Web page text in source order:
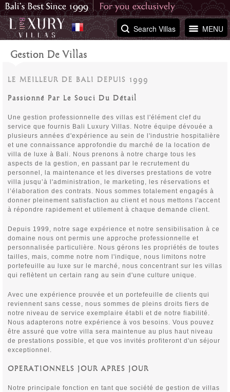
MENU
Search Villas
Gestion De Villas
LE MEILLEUR DE BALI DEPUIS 1999
Passionné Par Le Souci Du Détail
Une gestion professionnelle des villas est l'élément clef du
service que fournis Bali Luxury Villas. Notre équipe dévouée a
plusieurs années d'expérience au sein de l'industrie hospitalière
et une connaissance approfondie du marché de la location de
villa de luxe à Bali. Nous prenons à notre charge tous les
aspects de la gestion, en passant par le recrutement du
personnel, la maintenance et les diverses prestations de votre
villa jusqu’à l'administration, le marketing, les réservations et
l’élaboration des contrats. Nous sommes totalement engagés à
donner pleinement satisfaction au client et nous mettons l'accent
à répondre rapidement et utilement à chaque demande client.
Depuis 1999, notre sage expérience et notre sensibilisation à ce
domaine nous ont permis une approche professionnelle et
personnalisée particulière. Nous gérons les propriétés de toutes
tailles, mais, comme notre nom l'indique, nous limitons notre
portefeuille au luxe sur le marché, nous concentrant sur les villas
qui reflètent un certain rang au sein d'une culture unique.
Avec une expérience prouvée et un portefeuille de clients qui
reviennent sans cesse, nous sommes de pleins droits fiers de
notre niveau de service exemplaire établi et de notre fiabilité.
Nous adapterons notre expérience à vos besoins. Vous pouvez
être assuré que votre villa sera maintenue au plus haut niveau
de prestations possible, et que vos invités profiteront d'un séjour
exceptionnel.
OPERATIONNELS JOUR APRES JOUR
Notre principale fonction en tant que société de gestion de villas